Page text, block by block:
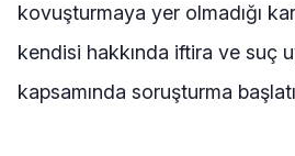
kovuşturmaya yer olmadığı
kendisi hakkında iftira ve suç
kapsamında soruşturma